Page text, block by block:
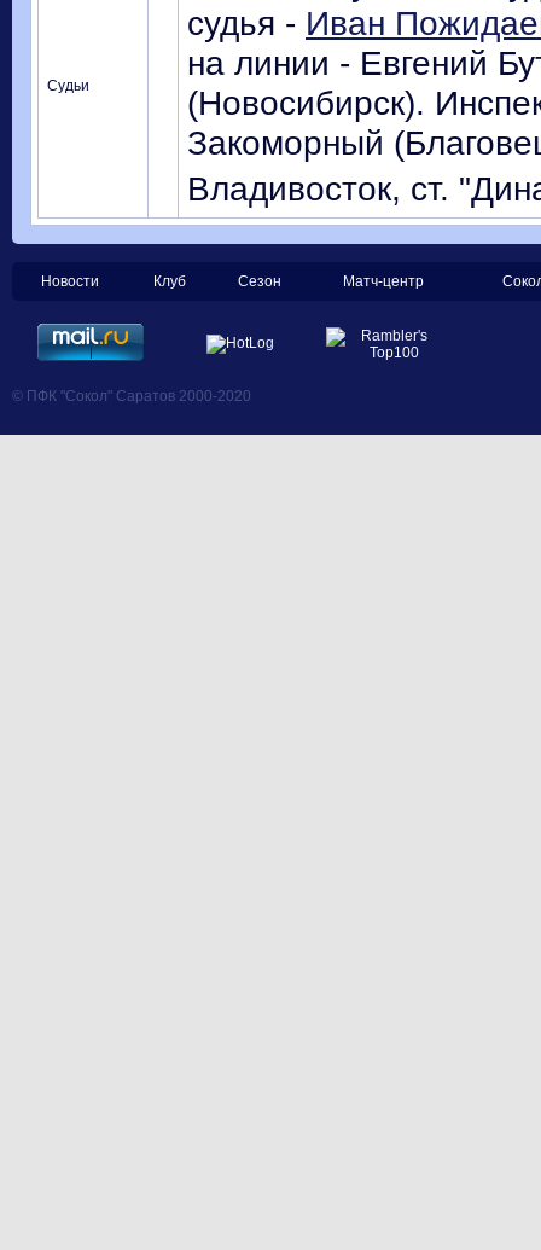
Судьи
судья - Иван
на линии - Евгений
(Новосибирск).
Закоморный
Владивосток, ст.
Новости Клуб Сезон Матч-центр
© ПФК "Сокол" Саратов 2000-2020